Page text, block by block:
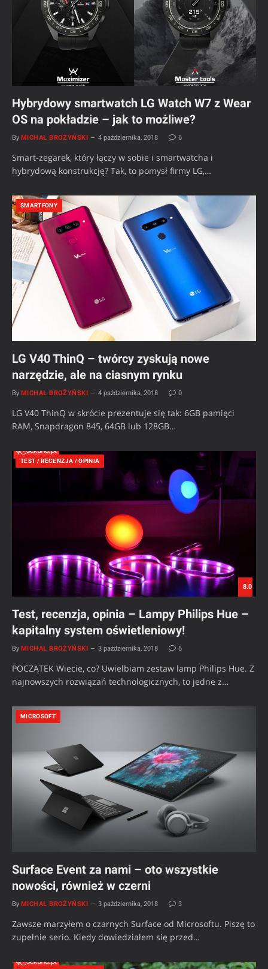
Hybrydowy smartwatch LG Watch W7 z Wear
OS na pokładzie – jak to możliwe?
By MICHAŁ BROŻYŃSKI 4 października, 2018 6
Smart-zegarek, który łączy w sobie i smartwatcha i
hybrydową konstrukcję? Tak, to pomysł firmy LG,…
SMARTFONY
LG V40 ThinQ – twórcy zyskują nowe
narzędzie, ale na ciasnym rynku
By MICHAŁ BROŻYŃSKI 4 października, 2018 0
LG V40 ThinQ w skrócie prezentuje się tak: 6GB pamięci
RAM, Snapdragon 845, 64GB lub 128GB…
8.0
TEST / RECENZJA / OPINIA
Test, recenzja, opinia – Lampy Philips Hue –
kapitalny system oświetleniowy!
By MICHAŁ BROŻYŃSKI 3 października, 2018 6
POCZĄTEK Wiecie, co? Uwielbiam zestaw lamp Philips Hue. Z
najnowszych rozwiązań technologicznych, to jedne z…
MICROSOFT
Surface Event za nami – oto wszystkie
nowości, również w czerni
By MICHAŁ BROŻYŃSKI 3 października, 2018 3
Zawsze marzyłem o czarnych Surface od Microsoftu. Piszę to
zupełnie serio. Kiedy dowiedziałem się przed…